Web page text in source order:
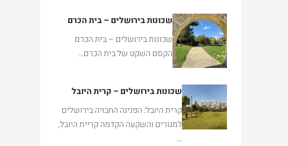
שכונות בירושלים – בית הכרם
שכונות בירושלים – בית הכרם
הקסם השקט של בית הכרם…
שכונות בירושלים – קרית היובל
קרית היובל: הפנינה החבויה בירושלים
למגורים והשקעה הקדמה קריית היובל,
…